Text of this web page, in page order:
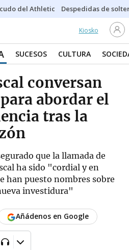
del Athletic Despedidas de
Kiosko
SUCESOS CULTURA
conversan
abordar el
tras la
que la llamada de
ha sido "cordial y en
han puesto nombres sobre
investidura"
Añádenos en Google